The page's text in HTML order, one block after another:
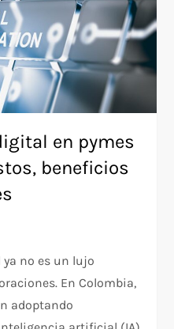
en pymes
beneficios
no es un lujo
En Colombia,
adoptando